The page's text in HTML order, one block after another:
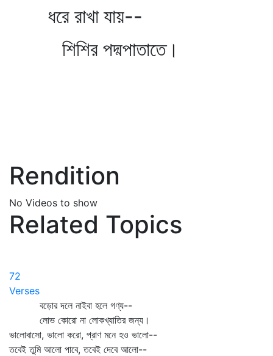
ধরে রাখা যায়--
শিশির পদ্মপাতাতে।
Rendition
No Videos to show
Related Topics
72
Verses
বড়োর দলে নাইবা হলে গণ্য--
লোভ কোরো না লোকখ্যাতির জন্য।
ভালোবাসো, ভালো করো, প্রাণ মনে হও ভালো--
তবেই তুমি আলো পাবে, তবেই দেবে আলো--